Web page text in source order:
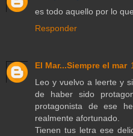
es todo aquello por lo
Responder
El Mar...Siempre el mar
Leo y vuelvo a leerte y
de haber sido
protagonista de ese
realmente afortunado.
Tienen tus letra ese